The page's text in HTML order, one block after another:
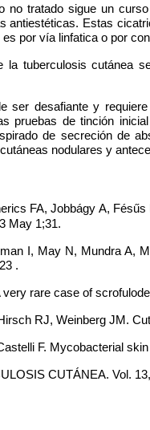
tratado sigue un
antiestéticas. Estas
por vía linfatica o por
la tuberculosis cutánea
ser desafiante y
pruebas de tinción
de secreción de
nodulares y
FA, Jobbágy A,
May 1;31.
I, May N, Mundra A,
.
rare case of
RJ, Weinberg JM.
F. Mycobacterial
CUTÁNEA. Vol.